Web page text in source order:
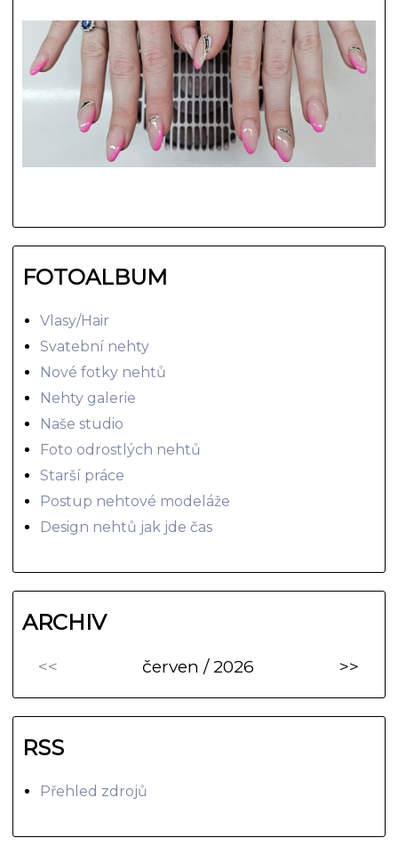
FOTOALBUM
Vlasy/Hair
Svatební nehty
Nové fotky nehtů
Nehty galerie
Naše studio
Foto odrostlých nehtů
Starší práce
Postup nehtové modeláže
Design nehtů jak jde čas
ARCHIV
<< červen / 2026 >>
RSS
Přehled zdrojů